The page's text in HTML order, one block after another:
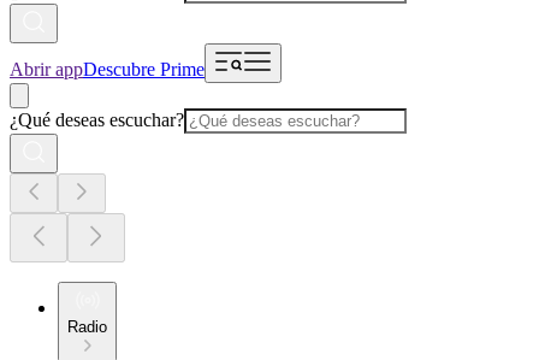
Abrir appDescubre Prime
¿Qué deseas escuchar?
Radio